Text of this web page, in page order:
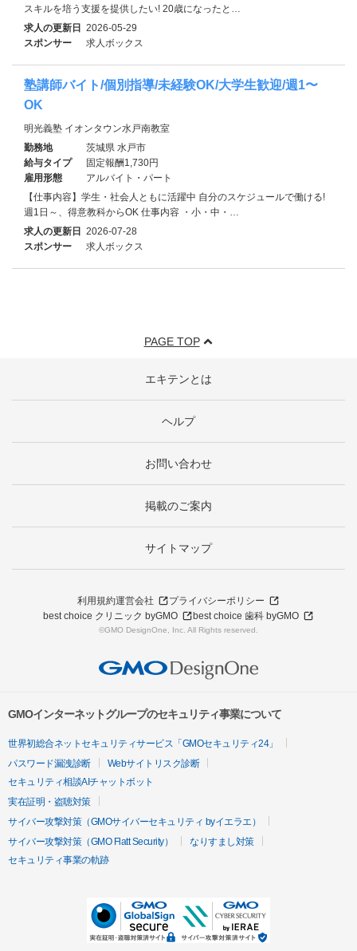
スキルを培う支援を提供したい! 20歳になったと…
求人の更新日 2026-05-29
スポンサー
求人ボックス
塾講師バイト/個別指導/未経験OK/大学生歓迎/週1〜
OK
明光義塾 イオンタウン水戸南教室
勤務地
茨城県 水戸市
給与タイプ
固定報酬1,730円
雇用形態
アルバイト・パート
【仕事内容】学生・社会人ともに活躍中 自分のスケジュールで働ける!
週1日～、得意教科からOK 仕事内容 ・小・中・…
求人の更新日 2026-07-28
スポンサー
求人ボックス
PAGE TOP
エキテンとは
ヘルプ
お問い合わせ
掲載のご案内
サイトマップ
利用規約運営会社
プライバシーポリシー
best choice クリニック byGMO
best choice 歯科 byGMO
©GMO DesignOne, Inc. All Rights reserved.
GMOインターネットグループのセキュリティ事業について
世界初総合ネットセキュリティサービス「GMOセキュリティ24」
パスワード漏洩診断
Webサイトリスク診断
セキュリティ相談AIチャットボット
実在証明・盗聴対策
サイバー攻撃対策（GMOサイバーセキュリティ byイエラエ）
サイバー攻撃対策（GMO Flatt Security）
なりすまし対策
セキュリティ事業の軌跡